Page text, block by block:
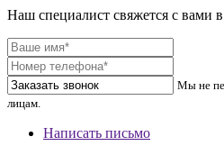
Наш специалист свяжется с вами
Мы не
лицам.
Написать письмо